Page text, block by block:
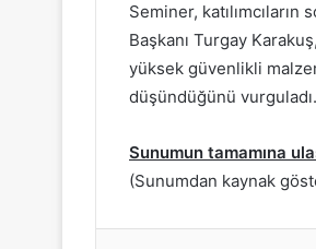
Seminer,
Başkanı Turgay
yüksek güvenlikli
düşündüğünü vurguladı.
Sunumun tamamına
(Sunumdan kaynak